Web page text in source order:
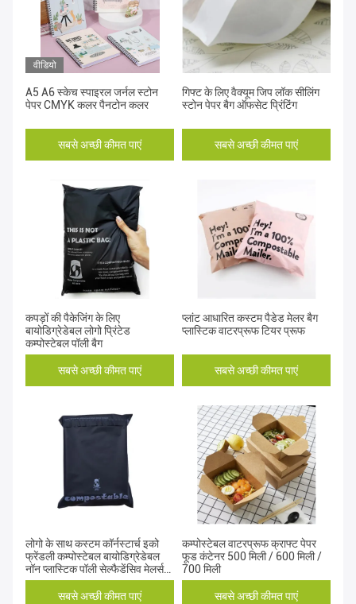
वीडियो
A5 A6 स्केच स्पाइरल जर्नल स्टोन
पेपर CMYK कलर पैनटोन कलर
सबसे अच्छी कीमत पाएं
गिफ्ट के लिए वैक्यूम जिप लॉक सीलिंग
स्टोन पेपर बैग ऑफसेट प्रिंटिंग
सबसे अच्छी कीमत पाएं
कपड़ों की पैकेजिंग के लिए
बायोडिग्रेडेबल लोगो प्रिंटेड
कम्पोस्टेबल पॉली बैग
सबसे अच्छी कीमत पाएं
प्लांट आधारित कस्टम पैडेड मेलर बैग
प्लास्टिक वाटरप्रूफ टियर प्रूफ
सबसे अच्छी कीमत पाएं
लोगो के साथ कस्टम कॉर्नस्टार्च इको
फ्रेंडली कम्पोस्टेबल बायोडिग्रेडेबल
नॉन प्लास्टिक पॉली सेल्फैडेंसिव मेलर्स
मेलिंग बैग
सबसे अच्छी कीमत पाएं
कम्पोस्टेबल वाटरप्रूफ क्राफ्ट पेपर
फूड कंटेनर 500 मिली / 600 मिली /
700 मिली
सबसे अच्छी कीमत पाएं